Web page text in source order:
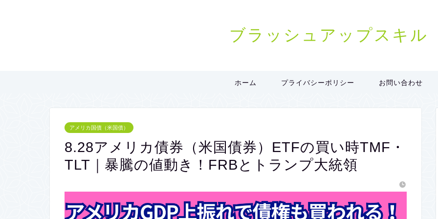
ブラッシュアップスキル
ホーム プライバシーポリシー お問い合わせ
アメリカ国債（米国債）
8.28アメリカ債券（米国債券）ETFの買い時TMF・
TLT｜暴騰の値動き！FRBとトランプ大統領